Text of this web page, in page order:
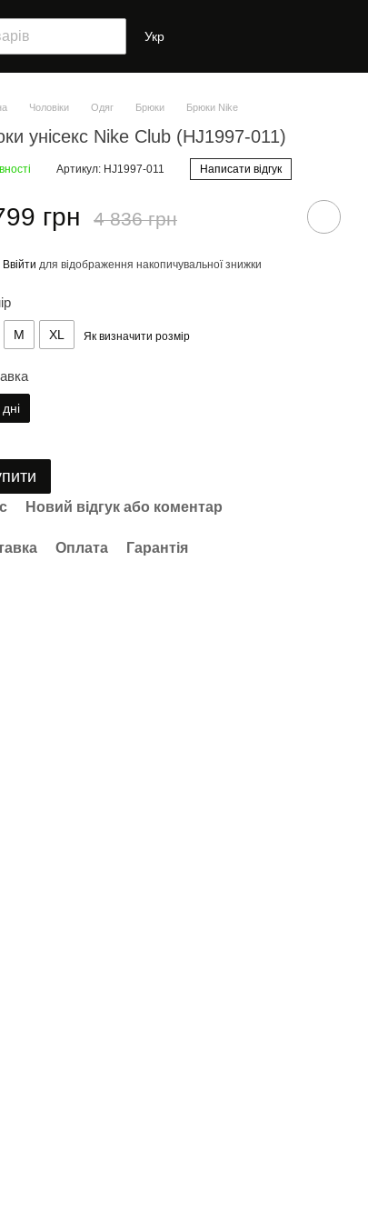
Укр
Чоловіки Одяг Брюки Брюки Nike
унісекс Nike Club (HJ1997-011)
Артикул: HJ1997-011 Написати відгук
грн 4 836 грн
Ввійти для відображення накопичувальної знижки
M XL Як визначити розмір
Новий відгук або коментар
Оплата Гарантія